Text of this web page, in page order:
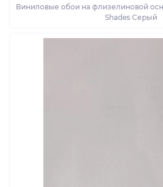
Виниловые обои на флизелиновой
Shades Серый